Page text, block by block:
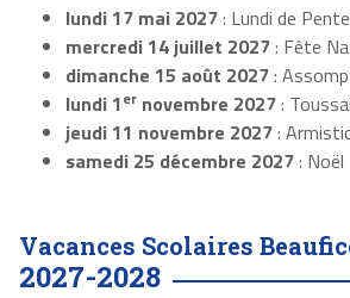
lundi 17 mai 2027: Lundi de
mercredi 14 juillet 2027: Fête
dimanche 15 août 2027:
lundi 1er novembre 2027:
jeudi 11 novembre 2027:
samedi 25 décembre 2027: Noël
Vacances Scolaires
2027-2028